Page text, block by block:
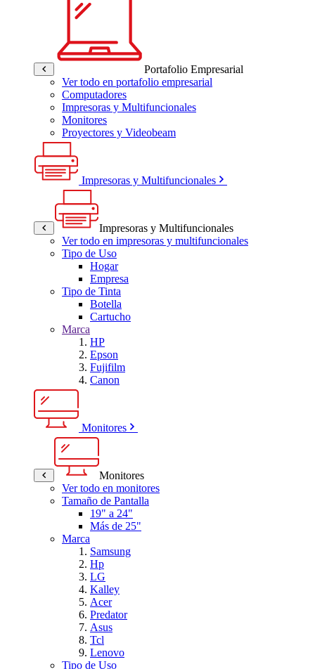
Portafolio Empresarial
Ver todo en portafolio empresarial
Computadores
Impresoras y Multifuncionales
Monitores
Proyectores y Videobeam
Impresoras y Multifuncionales
Impresoras y Multifuncionales
Ver todo en impresoras y multifuncionales
Tipo de Uso
Hogar
Empresa
Tipo de Tinta
Botella
Cartucho
Marca
HP
Epson
Fujifilm
Canon
Monitores
Monitores
Ver todo en monitores
Tamaño de Pantalla
19" a 24"
Más de 25"
Marca
Samsung
Hp
LG
Kalley
Acer
Predator
Asus
Tcl
Lenovo
Tipo de Uso